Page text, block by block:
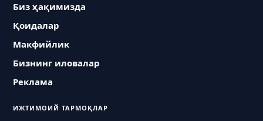
Биз ҳақимизда
Қоидалар
Макфийлик
Бизнинг иловалар
Реклама
ИЖТИМОИЙ ТАРМОҚЛАР